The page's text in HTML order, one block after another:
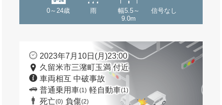
0～24歳 雨
幅5.5～
9.0m
信号なし
2023年7月10日(月)23:00
久留米市三潴町玉満 付近
車両相互 中破事故
普通乗用車(1) 軽自動車(1)
死亡(0) 負傷(2)